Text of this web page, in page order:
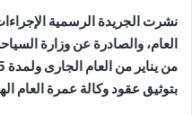
نشرت الجريدة الرسمية
العام، والصادرة عن وزارة
بتوثيق عقود وكالة عمرة العام